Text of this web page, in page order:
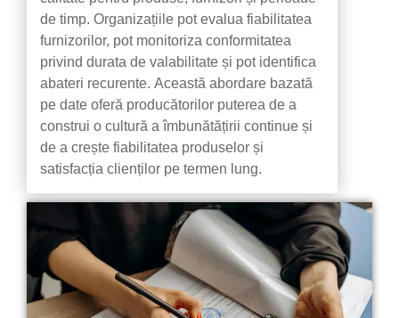
de timp. Organizațiile pot evalua fiabilitatea
furnizorilor, pot monitoriza conformitatea
privind durata de valabilitate și pot identifica
abateri recurente. Această abordare bazată
pe date oferă producătorilor puterea de a
construi o cultură a îmbunătățirii continue și
de a crește fiabilitatea produselor și
satisfacția clienților pe termen lung.